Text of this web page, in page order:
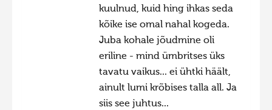
Фотоконкурс 2017
Фотоконкурс 2016
Фотоконкурс 2014
Фотоконкурс 2013
kuulnud, kuid hing ihkas seda
kõike ise omal nahal kogeda.
Juba kohale jõudmine oli
eriline - mind ümbritses üks
tavatu vaikus... ei ühtki häält,
ainult lumi krõbises talla all. Ja
siis see juhtus...